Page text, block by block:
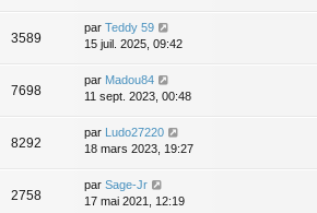
3589
par Teddy 59
15 juil. 2025, 09:42
7698
par Madou84
11 sept. 2023, 00:48
8292
par Ludo27220
18 mars 2023, 19:27
2758
par Sage-Jr
17 mai 2021, 12:19